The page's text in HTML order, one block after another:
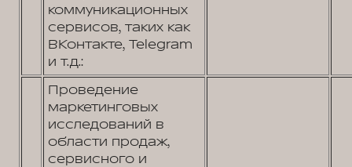
коммуникационных
сервисов, таких как
ВКонтакте, Telegram
и т.д.:
Проведение
маркетинговых
исследований в
области продаж,
сервисного и